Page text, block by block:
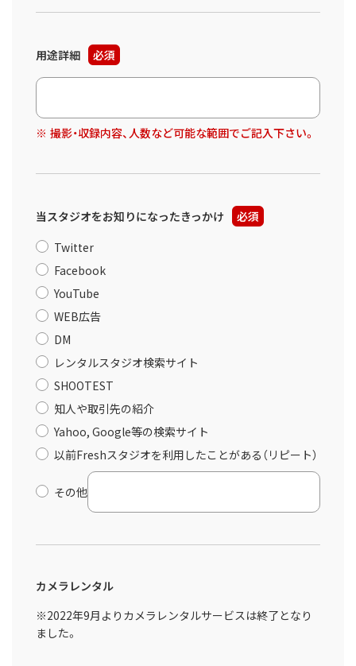
用途詳細 必須
撮影・収録内容、人数など可能な範囲でご記入下さい。
当スタジオをお知りになったきっかけ
必須
Twitter
Facebook
YouTube
WEB広告
DM
レンタルスタジオ検索サイト
SHOOTEST
知人や取引先の紹介
Yahoo, Google等の検索サイト
以前Freshスタジオを利用したことがある（リピート）
その他
カメラレンタル
※2022年9月よりカメラレンタルサービスは終了となり
ました。